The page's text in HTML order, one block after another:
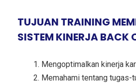
TUJUAN TRAINING
SISTEM KINERJA BACK
Mengoptimalkan kinerja
Memahami tentang